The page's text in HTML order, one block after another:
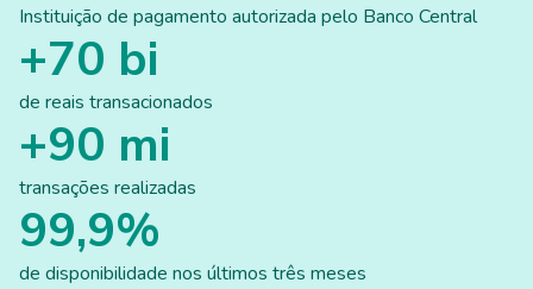
Instituição de pagamento autorizada pelo Banco Central
+70 bi
de reais transacionados
+90 mi
transações realizadas
99,9%
de disponibilidade nos últimos três meses